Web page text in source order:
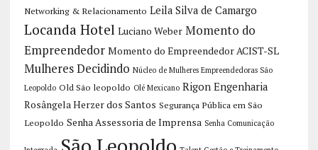
Networking & Relacionamento Leila Silva de Camargo
Locanda Hotel Luciano Weber Momento do
Empreendedor Momento do Empreendedor ACIST-SL
Mulheres Decidindo Núcleo de Mulheres Empreendedoras São
Leopoldo Old São leopoldo Olé Mexicano Rigon Engenharia
Rosângela Herzer dos Santos Segurança Pública em São
Leopoldo Senha Assessoria de Imprensa Senha Comunicação